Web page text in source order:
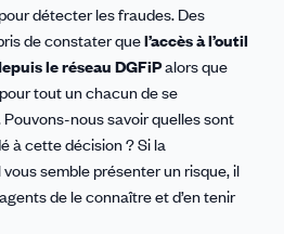
détecter les fraudes. Des
de constater quel’accès à l’outil
le réseau DGFiPalors que
tout un chacun de se
nous savoir quelles sont
à cette décision ? Si la
semble présenter un risque, il
de le connaître et d’en tenir